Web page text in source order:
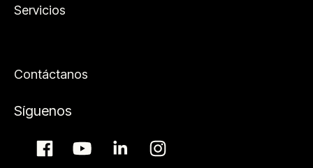
Servicios
Contáctanos
Síguenos